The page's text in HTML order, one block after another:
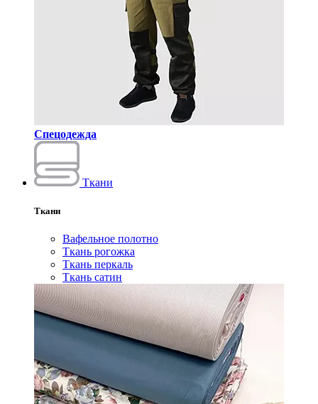
Спецодежда
Ткани
Ткани
Вафельное полотно
Ткань рогожка
Ткань перкаль
Ткань сатин